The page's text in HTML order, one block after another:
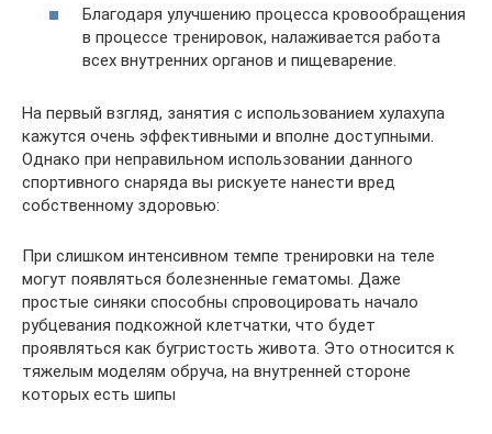
Благодаря улучшению процесса кровообращения
в процессе тренировок, налаживается работа
всех внутренних органов и пищеварение.
На первый взгляд, занятия с использованием хулахупа
кажутся очень эффективными и вполне доступными.
Однако при неправильном использовании данного
спортивного снаряда вы рискуете нанести вред
собственному здоровью:
При слишком интенсивном темпе тренировки на теле
могут появляться болезненные гематомы. Даже
простые синяки способны спровоцировать начало
рубцевания подкожной клетчатки, что будет
проявляться как бугристость живота. Это относится к
тяжелым моделям обруча, на внутренней стороне
которых есть шипы